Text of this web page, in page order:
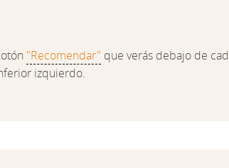
"Recomendar" que verás debajo de
izquierdo.